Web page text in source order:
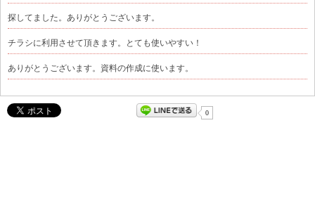
探してました。ありがとうございます。
チラシに利用させて頂きます。とても使いやすい！
ありがとうございます。資料の作成に使います。
0